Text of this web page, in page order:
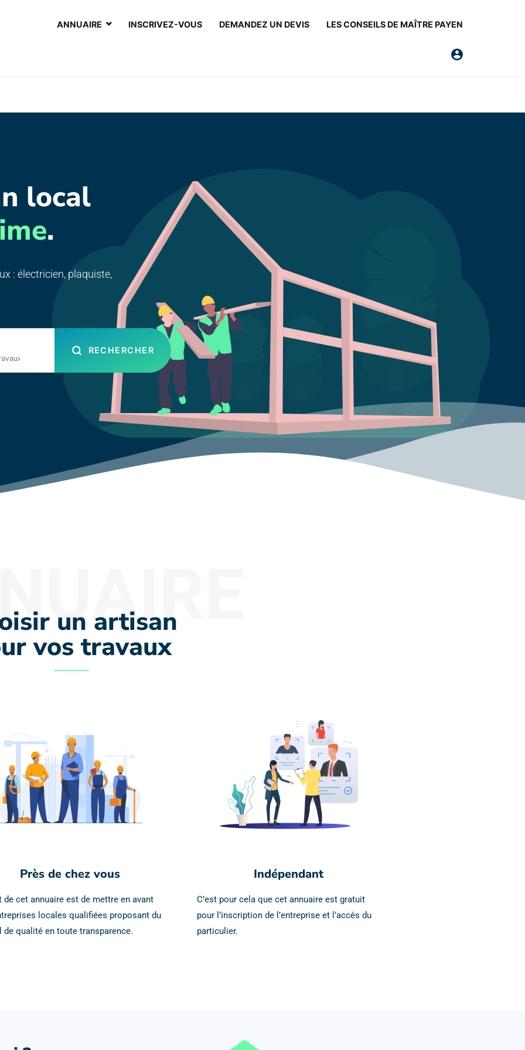
ANNUAIRE INSCRIVEZ-VOUS DEMANDEZ UN DEVIS LES CONSEILS DE MAÎTRE PAYEN
local
.
: électricien, plaquiste,
RECHERCHER
un artisan
vos travaux
Près de chez vous
de cet annuaire est de mettre en avant
locales qualifiées proposant du
de qualité en toute transparence.
Indépendant
C’est pour cela que cet annuaire est gratuit
pour l’inscription de l’entreprise et l’accès du
particulier.